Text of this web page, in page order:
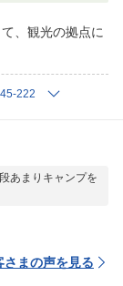
、観光の拠点に
222
あまりキャンプを
まの声を見る